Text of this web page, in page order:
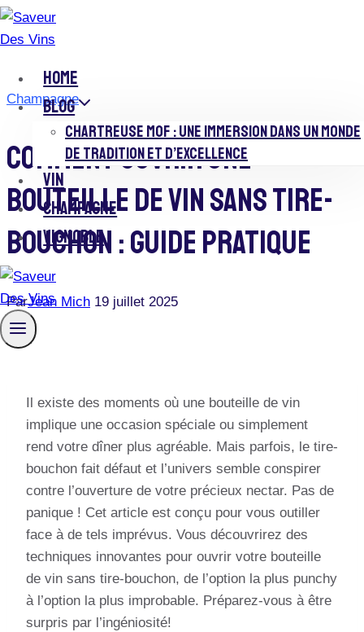
Skip
to
HOME
BLOG
CHARTREUSE MOF : UNE IMMERSION DANS UN MONDE
DE TRADITION ET D’EXCELLENCE
VIN
CHAMPAGNE
VIGNOBLE
Champagne
Comment Ouvrir Une
Bouteille De Vin Sans Tire-
Bouchon : Guide Pratique
ParJean Mich 19 juillet 2025
Il existe des moments où une bouteille de vin
implique une occasion spéciale ou simplement
rend votre dîner plus agréable. Mais parfois, le tire-
bouchon fait défaut et l’univers semble conspirer
contre l’ouverture de votre précieux nectar. Pas de
panique ! Cet article est conçu pour vous outiller
face à de tels imprévus. Vous découvrirez des
techniques innovantes pour ouvrir votre bouteille
de vin sans tire-bouchon, de l’option la plus punchy
à l’option la plus improbable. Préparez-vous à être
surpris par l’ingéniosité!